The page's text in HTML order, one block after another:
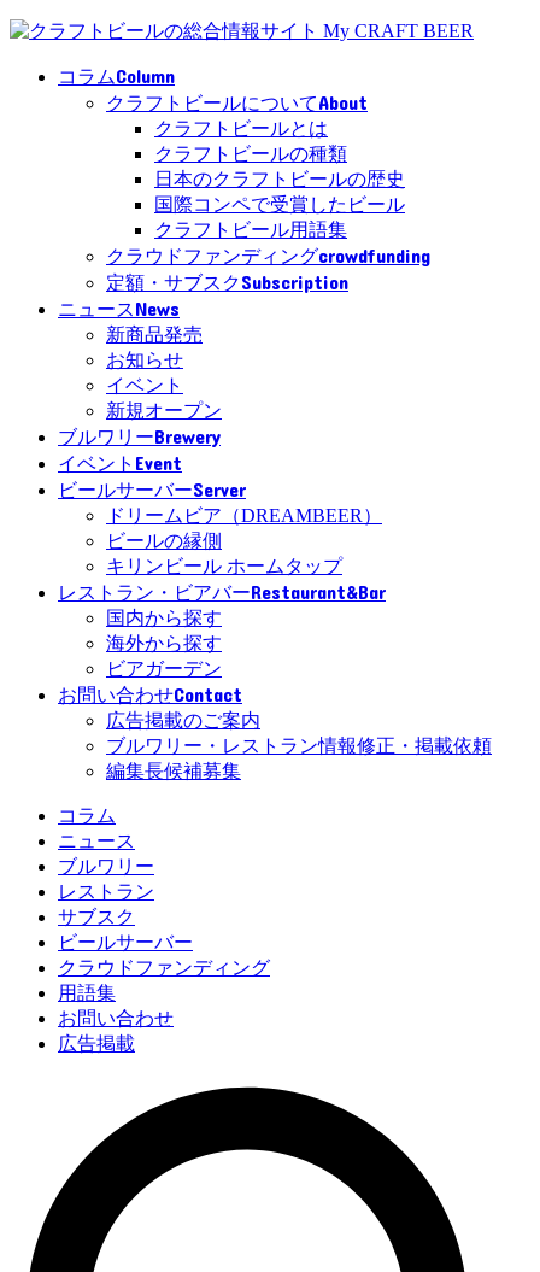
コラムColumn
クラフトビールについてAbout
クラフトビールとは
クラフトビールの種類
日本のクラフトビールの歴史
国際コンペで受賞したビール
クラフトビール用語集
クラウドファンディングcrowdfunding
定額・サブスクSubscription
ニュースNews
新商品発売
お知らせ
イベント
新規オープン
ブルワリーBrewery
イベント Event
ビールサーバーServer
ドリームビア（DREAMBEER）
ビールの縁側
キリンビール ホームタップ
レストラン・ビアバーRestaurant&Bar
国内から探す
海外から探す
ビアガーデン
お問い合わせContact
広告掲載のご案内
ブルワリー・レストラン情報修正・掲載依頼
編集長候補募集
コラム
ニュース
ブルワリー
レストラン
サブスク
ビールサーバー
クラウドファンディング
用語集
お問い合わせ
広告掲載